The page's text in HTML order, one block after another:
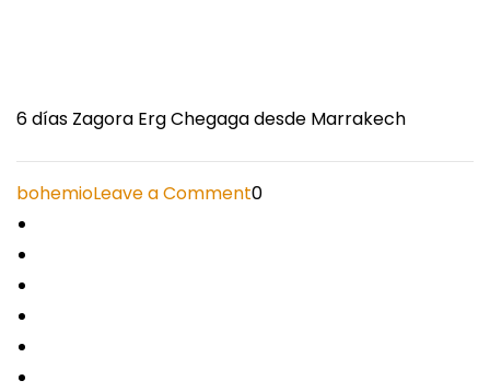
6 días Zagora Erg Chegaga desde Marrakech
bohemioLeave a Commenton
0